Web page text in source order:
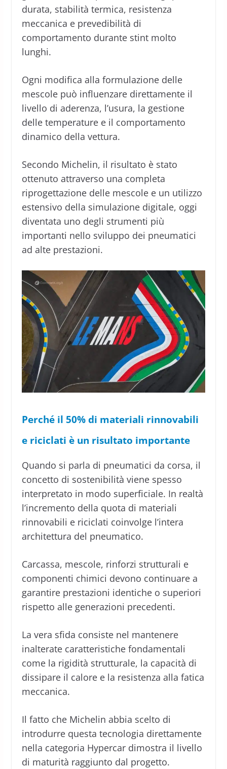
durata, stabilità termica, resistenza
meccanica e prevedibilità di
comportamento durante stint molto
lunghi.
Ogni modifica alla formulazione delle
mescole può influenzare direttamente il
livello di aderenza, l’usura, la gestione
delle temperature e il comportamento
dinamico della vettura.
Secondo Michelin, il risultato è stato
ottenuto attraverso una completa
riprogettazione delle mescole e un utilizzo
estensivo della simulazione digitale, oggi
diventata uno degli strumenti più
importanti nello sviluppo dei pneumatici
ad alte prestazioni.
Perché il 50% di materiali rinnovabili
e riciclati è un risultato importante
Quando si parla di pneumatici da corsa, il
concetto di sostenibilità viene spesso
interpretato in modo superficiale. In realtà
l’incremento della quota di materiali
rinnovabili e riciclati coinvolge l’intera
architettura del pneumatico.
Carcassa, mescole, rinforzi strutturali e
componenti chimici devono continuare a
garantire prestazioni identiche o superiori
rispetto alle generazioni precedenti.
La vera sfida consiste nel mantenere
inalterate caratteristiche fondamentali
come la rigidità strutturale, la capacità di
dissipare il calore e la resistenza alla fatica
meccanica.
Il fatto che Michelin abbia scelto di
introdurre questa tecnologia direttamente
nella categoria Hypercar dimostra il livello
di maturità raggiunto dal progetto.